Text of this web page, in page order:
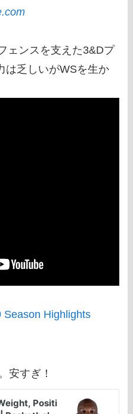
ェンスを支えた3&Dプ
は乏しいがWSを生か
Season Highlights
安すぎ！